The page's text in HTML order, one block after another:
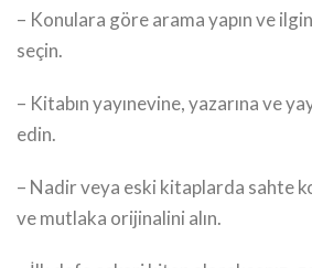
– Konulara göre arama yapın ve
seçin.
– Kitabın yayınevine, yazarına ve
edin.
– Nadir veya eski kitaplarda sahte
ve mutlaka orijinalini alın.